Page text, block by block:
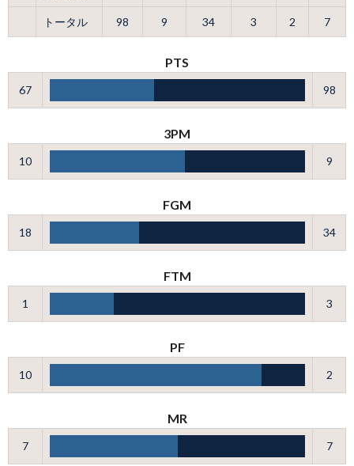
トータル 98 9 34 3 2 7
PTS
67 98
3PM
10 9
FGM
18 34
FTM
1 3
PF
10 2
MR
7 7